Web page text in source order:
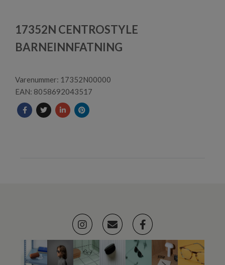
of
1
17352N CENTROSTYLE
BARNEINNFATNING
Varenummer: 17352N00000
EAN: 8058692043517